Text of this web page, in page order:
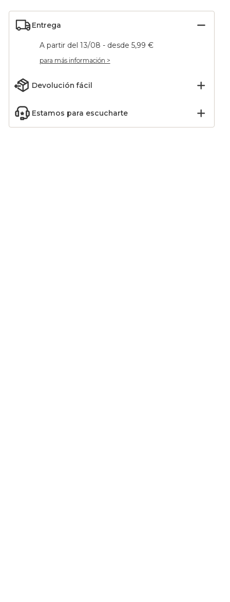
Entrega
A partir del 13/08 - desde 5,99 €
para más información >
Devolución fácil
Estamos para escucharte
16